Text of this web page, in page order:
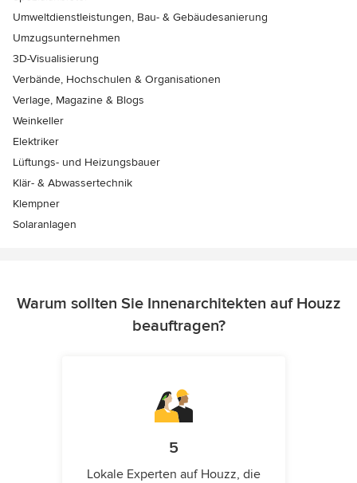
Umweltdienstleistungen, Bau- & Gebäudesanierung
Umzugsunternehmen
3D-Visualisierung
Verbände, Hochschulen & Organisationen
Verlage, Magazine & Blogs
Weinkeller
Elektriker
Lüftungs- und Heizungsbauer
Klär- & Abwassertechnik
Klempner
Solaranlagen
Warum sollten Sie Innenarchitekten auf Houzz
beauftragen?
5
Lokale Experten auf Houzz, die